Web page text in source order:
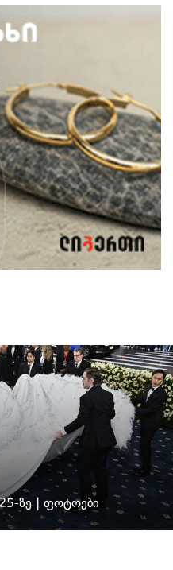
ზე | ფოტოები